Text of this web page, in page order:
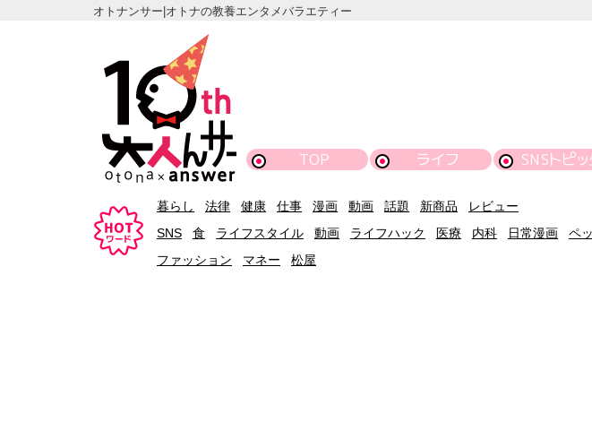
オトナンサー|オトナの教養エンタメバラエティー
TOP ライフ SNSトピッ
暮らし 法律 健康 仕事 漫画 動画 話題 新商品
レビュー
SNS
食 ライフスタイル 動画 ライフハック 医療 内科 日常漫画 ペ
ファッション
マネー 松屋